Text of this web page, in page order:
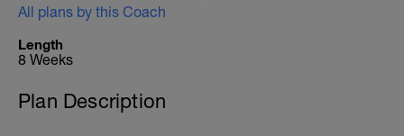
All plans by this Coach
Length
8 Weeks
Plan Description